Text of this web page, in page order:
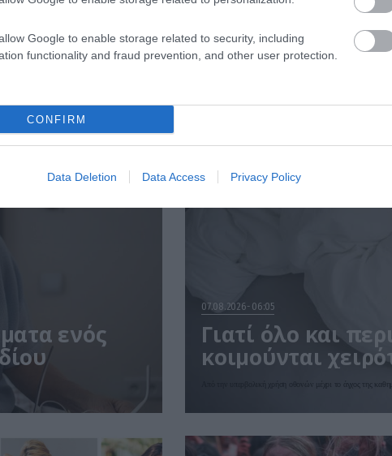
Google to enable storage related to security, including
functionality and fraud prevention, and other user protection.
CONFIRM
Data Deletion Data Access Privacy Policy
το γάλα! πεθαίνουν πλέον στις
ενός
07.08.2026 06:05
Γιατί όλο και
κοιμούνται
Από την υπερβολική χρήση οθονών μέχρι το άγχος της